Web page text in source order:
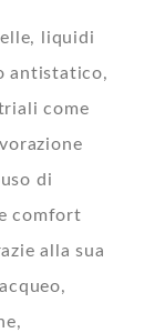
liquidi
antistatico,
come
di
comfort
alla sua